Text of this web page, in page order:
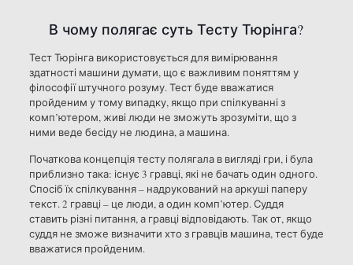
В чому полягає суть Тесту Тюрінга?
Тест Тюрінга використовується для вимірювання
здатності машини думати, що є важливим поняттям у
філософії штучного розуму. Тест буде вважатися
пройденим у тому випадку, якщо при спілкуванні з
комп’ютером, живі люди не зможуть зрозуміти, що з
ними веде бесіду не людина, а машина.
Початкова концепція тесту полягала в вигляді гри, і була
приблизно така: існує 3 гравці, які не бачать один одного.
Спосіб їх спілкування – надрукований на аркуші паперу
текст. 2 гравці – це люди, а один комп’ютер. Суддя
ставить різні питання, а гравці відповідають. Так от, якщо
суддя не зможе визначити хто з гравців машина, тест буде
вважатися пройденим.